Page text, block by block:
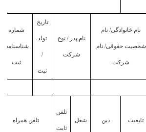
نام خانوادگی/ نام
شخصیت حقوقی/ نام
شرکت
نام پدر / نوع
شرکت
تاریخ
تولد
/
ثبت
شماره
شناسنامه/
ثبت
تابعیت دین شغل
تلفن
ثابت
تلفن همراه